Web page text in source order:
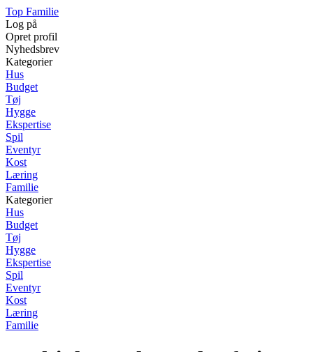
Top Familie
Log på
Opret profil
Nyhedsbrev
Kategorier
Hus
Budget
Tøj
Hygge
Ekspertise
Spil
Eventyr
Kost
Læring
Familie
Kategorier
Hus
Budget
Tøj
Hygge
Ekspertise
Spil
Eventyr
Kost
Læring
Familie